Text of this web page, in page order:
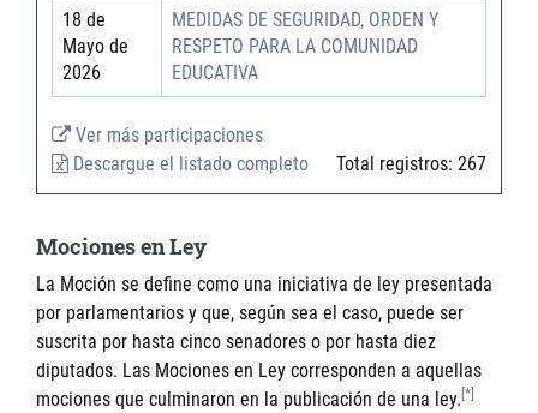
18 de
Mayo de
2026
MEDIDAS DE SEGURIDAD, ORDEN Y
RESPETO PARA LA COMUNIDAD
EDUCATIVA
Ver más participaciones
Descargue el listado completo
Total registros: 267
Mociones en Ley
La Moción se define como una iniciativa de ley presentada
por parlamentarios y que, según sea el caso, puede ser
suscrita por hasta cinco senadores o por hasta diez
diputados. Las Mociones en Ley corresponden a aquellas
mociones que culminaron en la publicación de una ley. [*]